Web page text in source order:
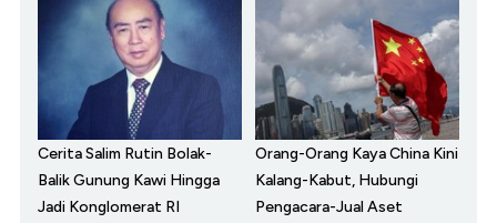
Cerita Salim Rutin Bolak-
Balik Gunung Kawi Hingga
Jadi Konglomerat RI
Orang-Orang Kaya China Kini
Kalang-Kabut, Hubungi
Pengacara-Jual Aset